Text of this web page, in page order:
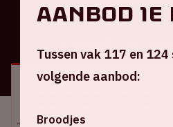
Aanbod
Tussen vak 117 en
volgende aanbod:
Broodjes